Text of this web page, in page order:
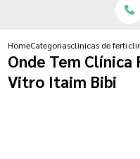
HomeCategoriasclinicas de
Onde Tem
Vitro Itaim Bibi